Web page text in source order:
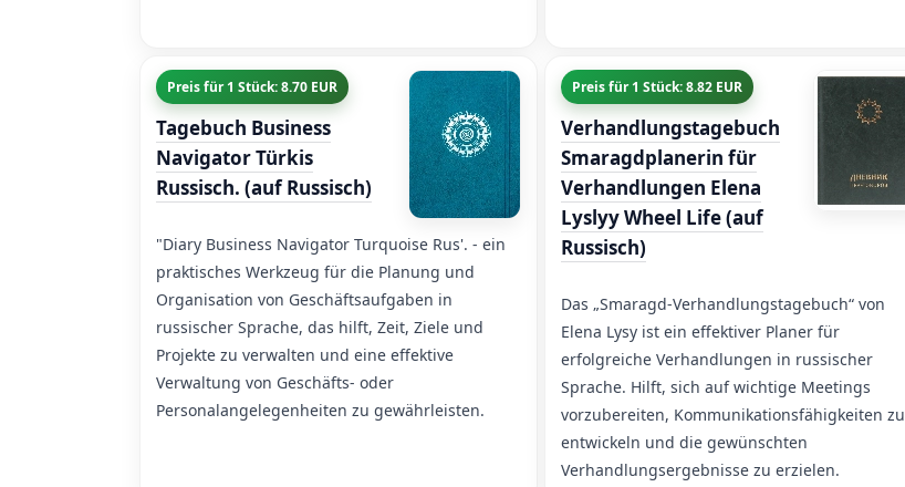
Preis für 1 Stück: 8.70 EUR
Tagebuch Business
Navigator Türkis
Russisch. (auf Russisch)
"Diary Business Navigator Turquoise Rus'. - ein
praktisches Werkzeug für die Planung und
Organisation von Geschäftsaufgaben in
russischer Sprache, das hilft, Zeit, Ziele und
Projekte zu verwalten und eine effektive
Verwaltung von Geschäfts- oder
Personalangelegenheiten zu gewährleisten.
Preis für 1 Stück: 8.82 EUR
Verhandlungstagebuch
Smaragdplanerin für
Verhandlungen Elena
Lyslyy Wheel Life (auf
Russisch)
Das „Smaragd-Verhandlungstagebuch“ von
Elena Lysy ist ein effektiver Planer für
erfolgreiche Verhandlungen in russischer
Sprache. Hilft, sich auf wichtige Meetings
vorzubereiten, Kommunikationsfähigkeiten zu
entwickeln und die gewünschten
Verhandlungsergebnisse zu erzielen.